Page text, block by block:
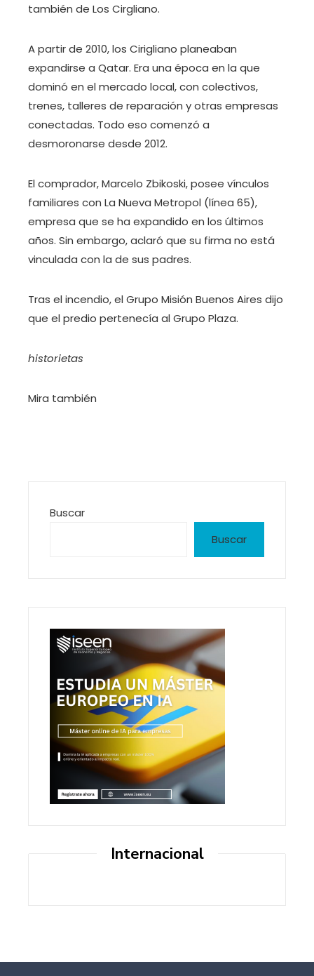
también de Los Cirgliano.
A partir de 2010, los Cirigliano planeaban
expandirse a Qatar. Era una época en la que
dominó en el mercado local, con colectivos,
trenes, talleres de reparación y otras empresas
conectadas. Todo eso comenzó a
desmoronarse desde 2012.
El comprador, Marcelo Zbikoski, posee vínculos
familiares con La Nueva Metropol (línea 65),
empresa que se ha expandido en los últimos
años. Sin embargo, aclaró que su firma no está
vinculada con la de sus padres.
Tras el incendio, el Grupo Misión Buenos Aires dijo
que el predio pertenecía al Grupo Plaza.
historietas
Mira también
Buscar
Buscar
Internacional